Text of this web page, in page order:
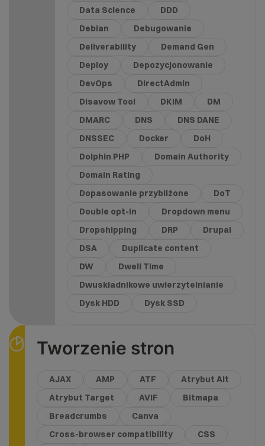
Data Science
DDD
Debian
Debugowanie
Deliverability
Demand Gen
Deploy
Depozycjonowanie
DevOps
DirectAdmin
Disavow Tool
DKIM
DM
DMARC
DNS
DNS DANE
DNSSEC
Docker
DoH
Dolphin PHP
Domain Authority
Domain Rating
Dopasowanie przybliżone
DoT
Double opt-in
Dropdown menu
Dropshipping
DRP
Drupal
DSA
Duplicate content
DW
Dwell Time
Dwuskładnikowe uwierzytelnianie
Dysk HDD
Dysk SSD
Tworzenie stron
AJAX AMP ATF
Atrybut Alt
Atrybut Target
AVIF
Bitmapa
Breadcrumbs
Canva
Cross-browser compatibility
CSS